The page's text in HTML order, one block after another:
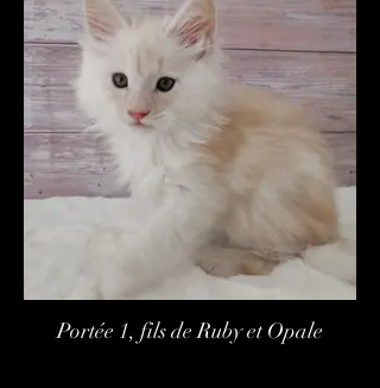
Portée 1, fils de Ruby et Opale